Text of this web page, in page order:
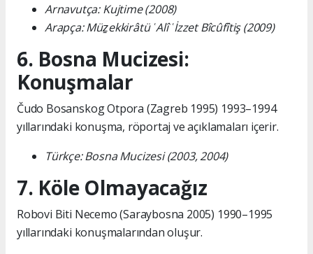
Arnavutça: Kujtime (2008)
Arapça: Müẕekkirâtü ʿAlî ʿİzzet Bîcûfîtiş (2009)
6. Bosna Mucizesi:
Konuşmalar
Čudo Bosanskog Otpora (Zagreb 1995) 1993–1994
yıllarındaki konuşma, röportaj ve açıklamaları içerir.
Türkçe: Bosna Mucizesi (2003, 2004)
7. Köle Olmayacağız
Robovi Biti Necemo (Saraybosna 2005) 1990–1995
yıllarındaki konuşmalarından oluşur.